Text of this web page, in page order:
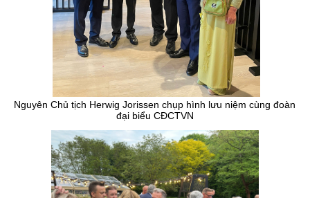
Nguyên Chủ tịch Herwig Jorissen chụp hình lưu niệm cùng đoàn
đại biểu CĐCTVN